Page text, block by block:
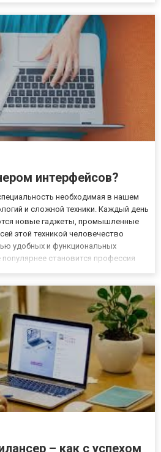
интерфейсов?
необходимая в нашем
и сложной техники. Каждый день
новые гаджеты, промышленные
этой техникой человечество
удобных и функциональных
становится профессия
– как с успехом